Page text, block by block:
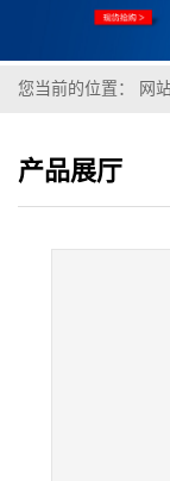
您当前的位置： 网
产品展厅